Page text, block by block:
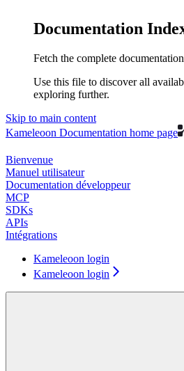
Documentation
Fetch the complete
Use this file to discover all
exploring further.
Skip to main content
Kameleoon Documentation home page
Bienvenue
Manuel utilisateur
Documentation développeur
MCP
SDKs
APIs
Intégrations
Kameleoon login
Kameleoon login